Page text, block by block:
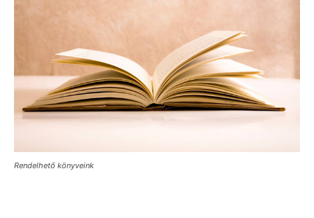
Rendelhető könyveink